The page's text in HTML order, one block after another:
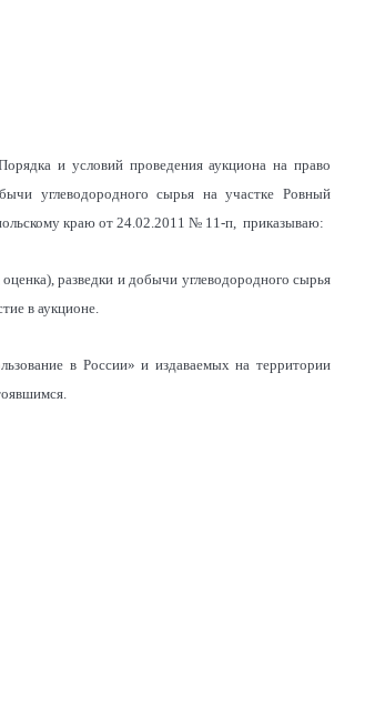
и условий проведения аукциона на право
углеводородного сырья на участке Ровный
краю от 24.02.2011 № 11-п, приказываю:
разведки и добычи углеводородного сырья
в аукционе.
в России» и издаваемых на территории